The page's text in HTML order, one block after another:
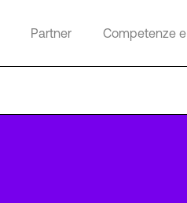
Partner Competenze